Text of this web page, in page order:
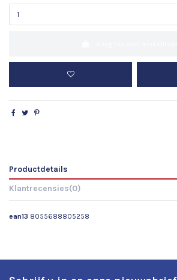
Productdetails
Klantrecensies(0)
ean13 8055688805258